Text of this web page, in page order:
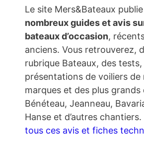
Le site Mers&Bateaux
nombreux guides et avis
bateaux d’occasion,
anciens. Vous retrouverez,
rubrique Bateaux, des tests,
présentations de voiliers de
marques et des plus grands
Bénéteau, Jeanneau,
Hanse et d’autres chantiers.
tous ces avis et fiches